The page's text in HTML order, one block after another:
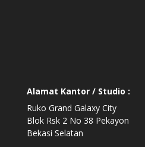
Alamat Kantor / Studio :
Ruko Grand Galaxy City
Blok Rsk 2 No 38 Pekayon
Bekasi Selatan